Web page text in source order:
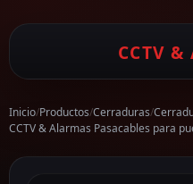
CCTV &
Inicio/Productos/Cerraduras/
CCTV & Alarmas Pasacables para